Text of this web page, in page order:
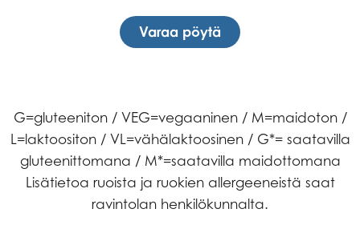
Varaa pöytä
G=gluteeniton / VEG=vegaaninen / M=maidoton /
L=laktoositon / VL=vähälaktoosinen / G*= saatavilla
gluteenittomana / M*=saatavilla maidottomana
Lisätietoa ruoista ja ruokien allergeeneistä saat
ravintolan henkilökunnalta.